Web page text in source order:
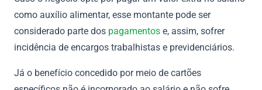
como auxílio alimentar, esse montante pode ser
considerado parte dos pagamentos e, assim, sofrer
incidência de encargos trabalhistas e previdenciários.
Já o benefício concedido por meio de cartões